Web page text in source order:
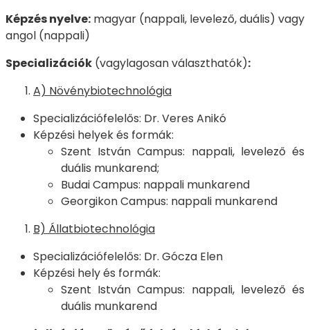
Képzés nyelve: magyar (nappali, levelező, duális) vagy
angol (nappali)
Specializációk (vagylagosan választhatók):
A) Növénybiotechnológia
Specializációfelelős: Dr. Veres Anikó
Képzési helyek és formák:
Szent István Campus: nappali, levelező és
duális munkarend;
Budai Campus: nappali munkarend
Georgikon Campus: nappali munkarend
B) Állatbiotechnológia
Specializációfelelős: Dr. Gócza Elen
Képzési hely és formák:
Szent István Campus: nappali, levelező és
duális munkarend